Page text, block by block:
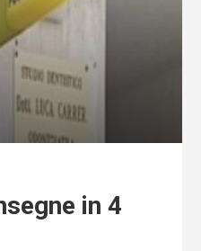
in 4